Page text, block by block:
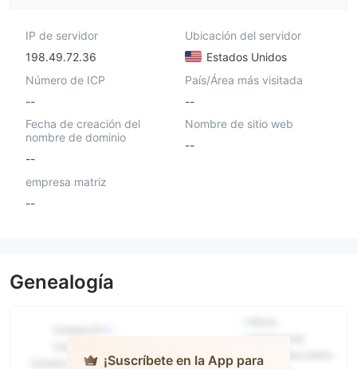
IP de servidor
198.49.72.36
Ubicación del servidor
Estados Unidos
Número de ICP
--
País/Área más visitada
--
Fecha de creación del
nombre de dominio
--
Nombre de sitio web
--
empresa matriz
--
Genealogía
¡Suscríbete en la App para